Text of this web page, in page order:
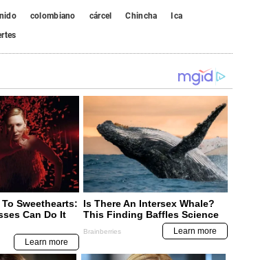
colombiano cárcel Chincha
Ica